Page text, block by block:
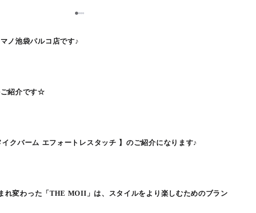
1234
ノ池袋パルコ店です♪
紹介です☆
クバーム エフォートレスタッチ 】のご紹介になります♪
れ変わった「THE MOII」は、スタイルをより楽しむためのブラン